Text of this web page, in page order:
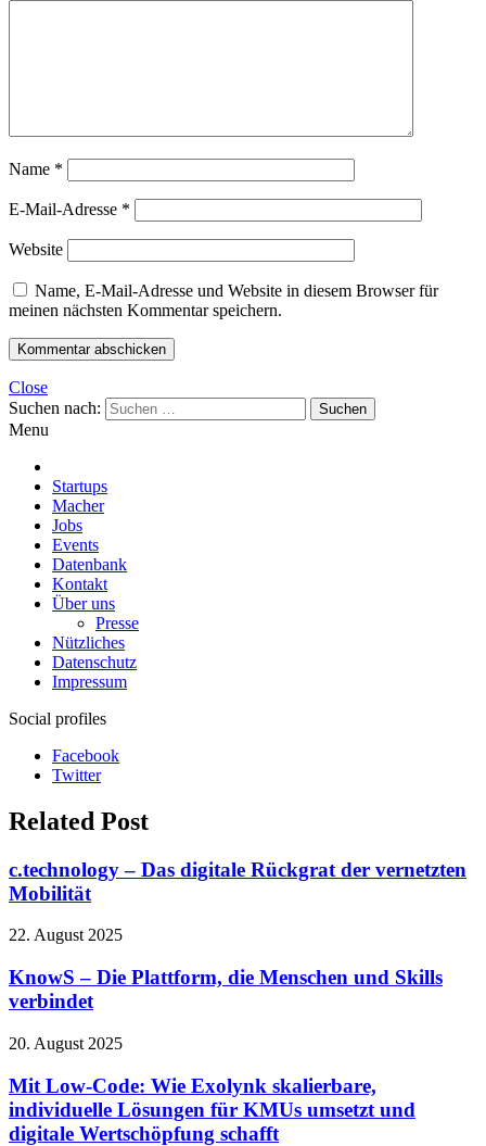
Name *
E-Mail-Adresse *
Website
Name, E-Mail-Adresse und Website in diesem Browser für
meinen nächsten Kommentar speichern.
Close
Suchen nach:
Menu
Startups
Macher
Jobs
Events
Datenbank
Kontakt
Über uns
Presse
Nützliches
Datenschutz
Impressum
Social profiles
Facebook
Twitter
Related Post
c.technology – Das digitale Rückgrat der vernetzten
Mobilität
22. August 2025
KnowS – Die Plattform, die Menschen und Skills
verbindet
20. August 2025
Mit Low-Code: Wie Exolynk skalierbare,
individuelle Lösungen für KMUs umsetzt und
digitale Wertschöpfung schafft